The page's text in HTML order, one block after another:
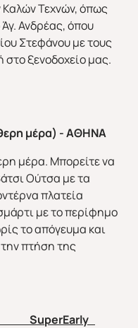
Καλών Τεχνών, όπως
Ανδρέας, όπου
Στεφάνου με τους
ξενοδοχείο μας.
μέρα) - ΑΘΗΝΑ
μέρα. Μπορείτε να
Ούτσα με τα
πλατεία
με το περίφημο
το απόγευμα και
πτήση της